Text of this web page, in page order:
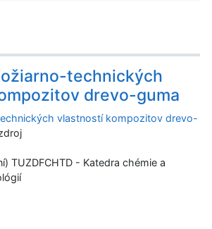
technických
drevo-guma
vlastností kompozitov drevo-
TUZDFCHTD - Katedra chémie a